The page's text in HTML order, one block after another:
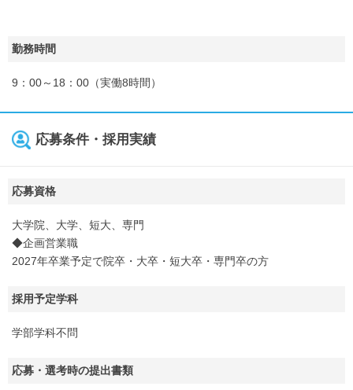
勤務時間
9：00～18：00（実働8時間）
応募条件・採用実績
応募資格
大学院、大学、短大、専門
◆企画営業職
2027年卒業予定で院卒・大卒・短大卒・専門卒の方
採用予定学科
学部学科不問
応募・選考時の提出書類